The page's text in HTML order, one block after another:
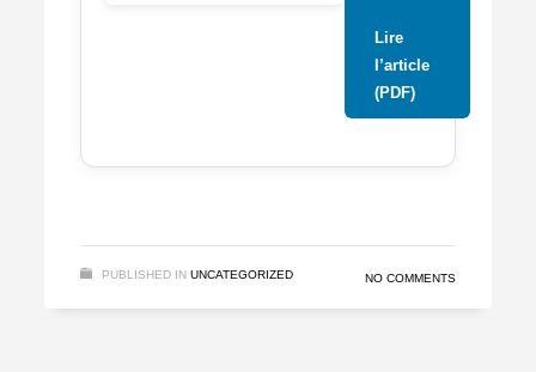
Lire
l’article
(PDF)
PUBLISHED IN UNCATEGORIZED NO COMMENTS